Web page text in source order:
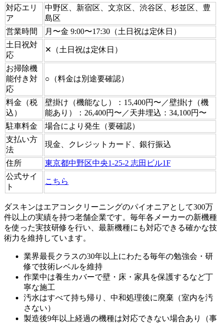
対応エリ
ア
中野区、新宿区、文京区、渋谷区、杉並区、豊
島区
営業時間
月〜金 9:00〜17:30（土日祝は定休日）
土日祝対
応
✕（土日祝は定休日）
お掃除機
能付き対
応
○（料金は別途要確認）
料金（税
込）
壁掛け（機能なし）：15,400円〜／壁掛け（機
能あり）：26,400円〜／天井埋込：34,100円〜
駐車料金
場合により発生（要確認）
支払い方
法
現金、クレジットカード、銀行振込
住所
東京都中野区中央1-25-2 志田ビル1F
公式サイ
ト
こちら
ダスキンはエアコンクリーニングのパイオニアとして300万
件以上の実績を持つ老舗企業です。毎年各メーカーの新機種
を使った実技研修を行い、最新機種にも対応できる確かな技
術力を維持しています。
業界最長クラスの30年以上にわたる毎年の勉強会・研
修で技術レベルを維持
作業中は養生カバーで壁・床・家具を保護するなど丁
寧な施工
汚水はすべて持ち帰り、中和処理後に廃棄（室内を汚
さない）
製造後9年以上経過の機種は対応できない場合あり（事